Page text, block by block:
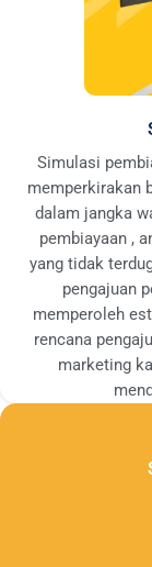
Simulasi
memperkirakan
dalam jangka
pembiayaan ,
yang tidak
pengajuan
memperoleh
rencana
marketing